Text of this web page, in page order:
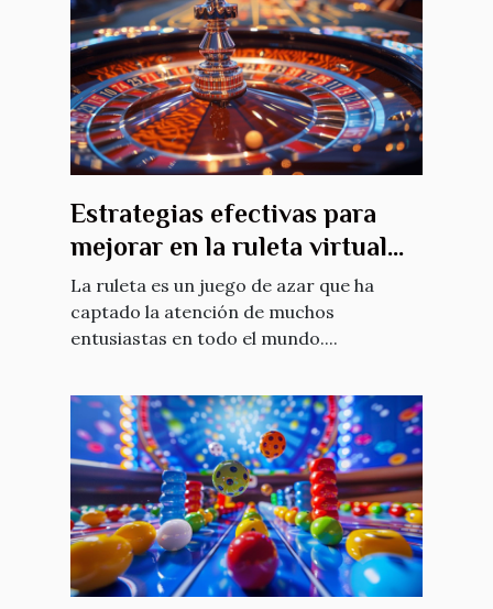
Estrategias efectivas para
mejorar en la ruleta virtual
gratuita
La ruleta es un juego de azar que ha
captado la atención de muchos
entusiastas en todo el mundo....